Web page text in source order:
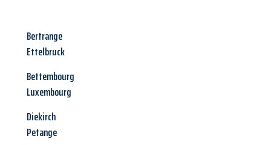
Bertrange
Ettelbruck
Bettembourg
Luxembourg
Diekirch
Petange